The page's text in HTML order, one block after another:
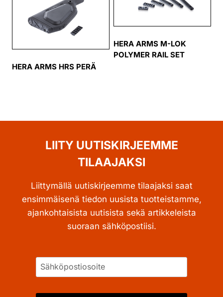
HERA ARMS HRS PERÄ
HERA ARMS M-LOK
POLYMER RAIL SET
LIITY UUTISKIRJEEMME
TILAAJAKSI
Liittymällä uutiskirjeemme tilaajaksi saat
ensimmäisenä tiedon uusista tuotteistamme,
ajankohtaisista uutisista sekä artikkeleista
suoraan sähköpostiisi.